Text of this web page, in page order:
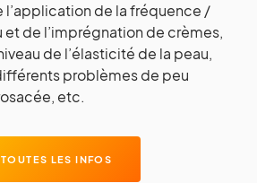
l’application de la fréquence /
et de l’imprégnation de crèmes,
de l’élasticité de la peau,
problèmes de peu
etc.
TOUTES LES INFOS